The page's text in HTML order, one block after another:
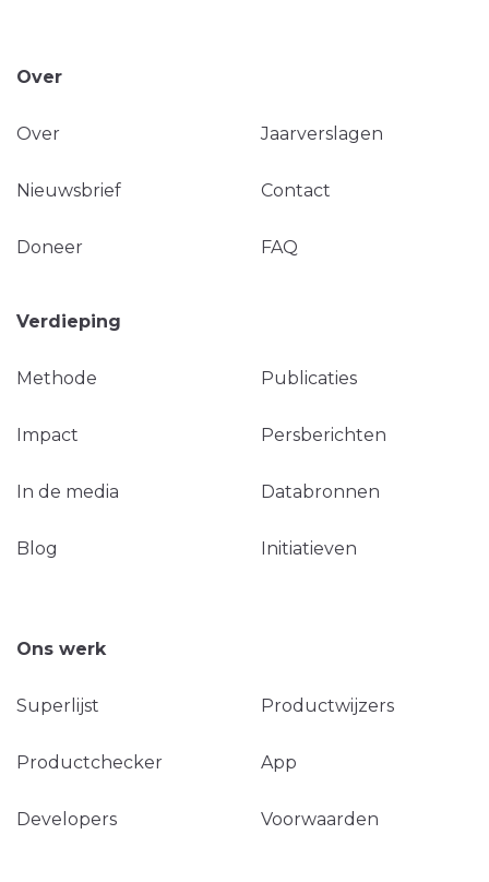
Over
Over Jaarverslagen
Nieuwsbrief Contact
Doneer FAQ
Verdieping
Methode Publicaties
Impact Persberichten
In de media Databronnen
Blog Initiatieven
Ons werk
Superlijst Productwijzers
Productchecker App
Developers Voorwaarden